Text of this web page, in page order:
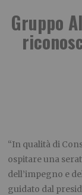
Gruppo
“In qualità di
ospitare una
dell’impegno e
guidato dal